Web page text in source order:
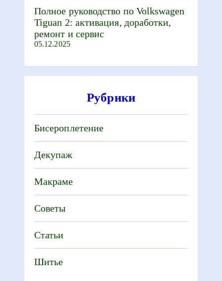
Полное руководство по Volkswagen
Tiguan 2: активация, доработки,
ремонт и сервис
05.12.2025
Рубрики
Бисероплетение
Декупаж
Макраме
Советы
Статьи
Шитье